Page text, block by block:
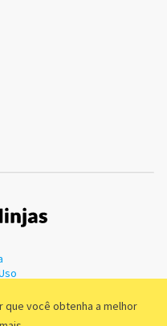
que você obtenha a melhor